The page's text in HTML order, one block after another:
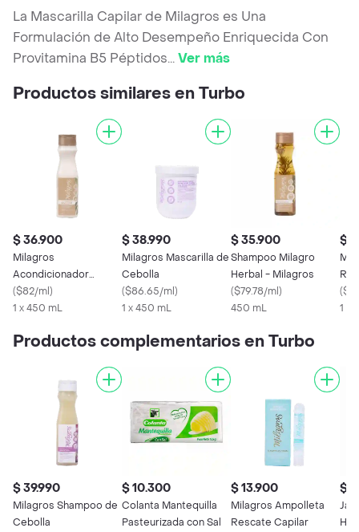
La Mascarilla Capilar de Milagros es Una
Formulación de Alto Desempeño Enriquecida Con
Provitamina B5 Péptidos...Ver más
Productos similares en Turbo
$ 36.900
Milagros
Acondicionador
Herbal
($82/ml)
1 x 450 mL
$ 38.990
Milagros Mascarilla de
Cebolla
($86.65/ml)
1 x 450 mL
$ 35.900
Shampoo Milagro
Herbal - Milagros
($79.78/ml)
450 mL
$
(
1 x
Productos complementarios en Turbo
$ 39.990
Milagros Shampoo de
Cebolla
$ 10.300
Colanta Mantequilla
Pasteurizada con Sal
$ 13.900
Milagros Ampolleta
Rescate Capilar
$